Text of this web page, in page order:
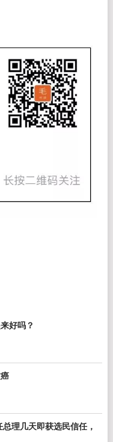
好吗？
理几天即获选民信任，